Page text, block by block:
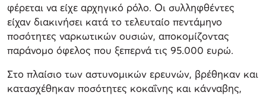
φέρεται να είχε αρχηγικό ρόλο. Οι συλληφθέντες
είχαν διακινήσει κατά το τελευταίο πεντάμηνο
ποσότητες ναρκωτικών ουσιών, αποκομίζοντας
παράνομο όφελος που ξεπερνά τις 95.000 ευρώ.
Στο πλαίσιο των αστυνομικών ερευνών, βρέθηκαν και
κατασχέθηκαν ποσότητες κοκαΐνης και κάνναβης,